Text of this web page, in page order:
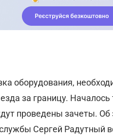
оборудования,
за границу.
проведены зачеты. Об
Сергей Радутный